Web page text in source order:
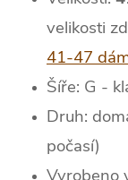
velikosti
41-47
Šíře: G -
Druh:
počasí)